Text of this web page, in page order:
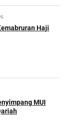
Haji
MUI